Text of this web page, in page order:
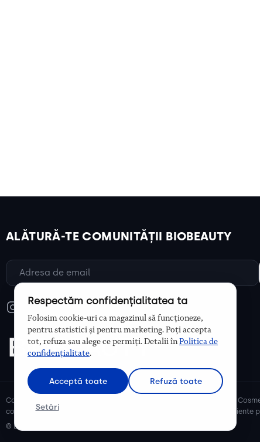
ALĂTURĂ-TE COMUNITĂȚII BIOBEAUTY
Cosmetice bio și naturale, ulei de argan, ulei de cocos, unt de shea.
cosmetice naturale pentru mămici și copii, cosmetice organice eficiente
© Biobeauty 2026. Toate drepturile rezervate.
Respectăm confidențialitatea ta
Folosim cookie-uri ca magazinul să funcționeze,
pentru statistici și pentru marketing. Poți accepta
tot, refuza sau alege ce permiți. Detalii înPolitica de
confidențialitate.
Acceptă toate Refuză toate
Setări